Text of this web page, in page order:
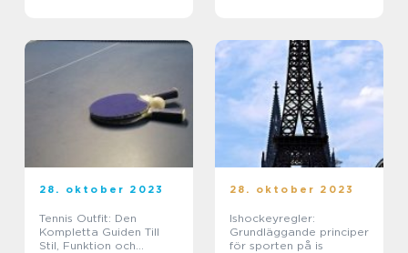
28. oktober 2023
Tennis Outfit: Den
Kompletta Guiden Till
Stil, Funktion och
28. oktober 2023
Ishockeyregler:
Grundläggande principer
för sporten på is